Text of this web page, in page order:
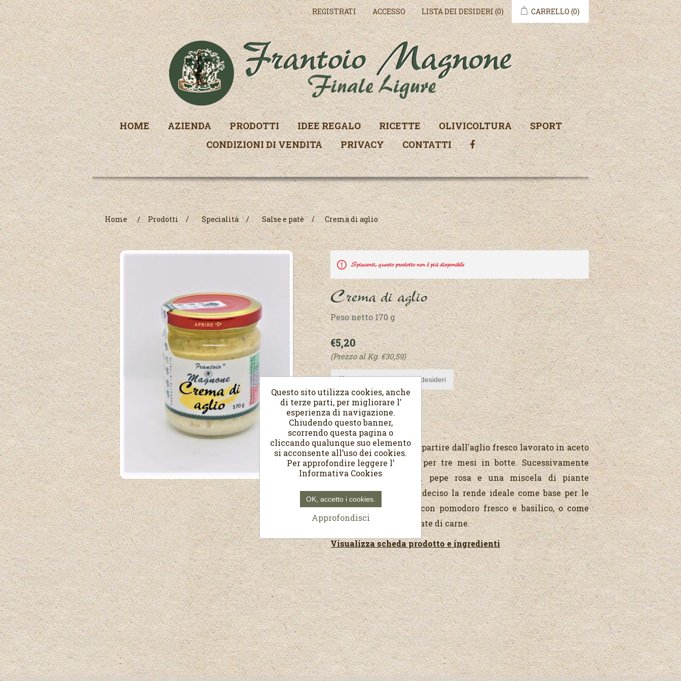
REGISTRATI ACCESSO LISTA DEI DESIDERI(0) CARRELLO (0)
HOME AZIENDA PRODOTTI IDEE REGALO RICETTE OLIVICOLTURA
SPORT
CONDIZIONI DI VENDITA
PRIVACY CONTATTI
Home / Prodotti / Specialità / Salse e patè / Crema di aglio
Spiacenti, questo prodotto non é più disponibile
Crema di aglio
Peso netto 170 g
€5,20
(Prezzo al Kg. €30,59)
Crema di aglio
Una crema ottenuta a partire dall'aglio fresco lavorato in aceto
di vino e stagionato per tre mesi in botte. Sucessivamente
viene insaporita con pepe rosa e una miscela di piante
aromatiche. Il sapore deciso la rende ideale come base per le
classiche bruschette con pomodoro fresco e basilico, o come
insaporitore per grigliate di carne.
Visualizza scheda prodotto e ingredienti
Questo sito utilizza cookies, anche
di terze parti, per migliorare l’
esperienza di navigazione.
Chiudendo questo banner,
scorrendo questa pagina o
cliccando qualunque suo elemento
si acconsente all’uso dei cookies.
Per approfondire leggere l’
Informativa Cookies
OK, accetto i cookies.
Approfondisci